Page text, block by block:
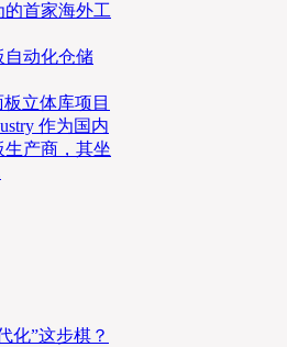
续前来签到，领取专属定制
迎来
海猫猫热情洋溢的话语中，
首家海外工
自动化仓储
立体库项目
作为国内
产商，其坐
化”这步棋？